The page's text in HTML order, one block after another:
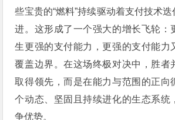
些宝贵的“燃料”持续驱动着支付技术
进。这形成了一个强大的增长飞轮：
生更强的支付能力，更强的支付能力
覆盖边界。在这场终极对决中，胜者
取得领先，而是在能力与范围的正向
个动态、坚固且持续进化的生态系统
争优势。